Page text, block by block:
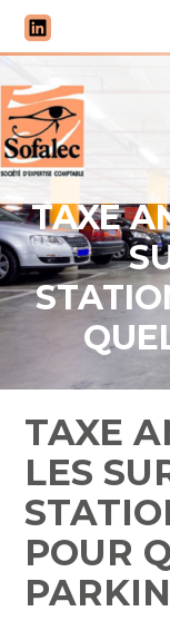
Aller
au
contenu
TAXE
TAXE
LES
POUR